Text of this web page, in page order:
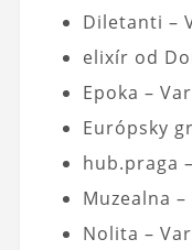
Diletanti –
elixír od
Epoka –
Európsky
hub.praga
Muzealna –
Nolita –